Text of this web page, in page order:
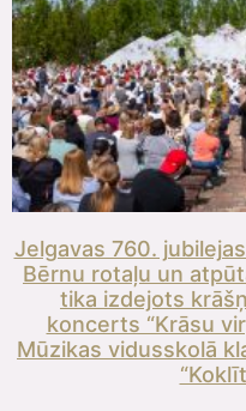
Jelgavas 760.
Bērnu rotaļu un
tika izdejots
koncerts “Krāsu
Mūzikas vidusskolā